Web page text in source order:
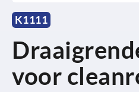
K1111
voor